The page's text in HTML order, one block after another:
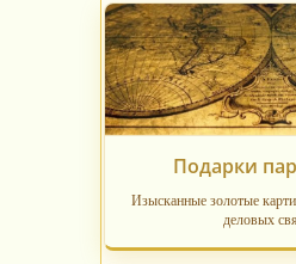
Подарки
Изысканные золотые
деловых